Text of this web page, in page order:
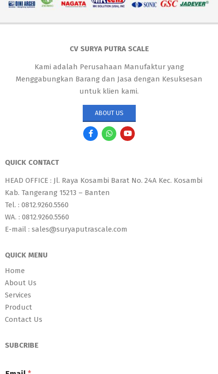
CV SURYA PUTRA SCALE
Kami adalah Perusahaan Manufaktur yang
Menggabungkan Barang dan Jasa dengan Kesuksesan
untuk klien kami.
ABOUT US
QUICK CONTACT
HEAD OFFICE : Jl. Raya Kosambi Barat No. 24A Kec. Kosambi
Kab. Tangerang 15213 – Banten
Tel. : 0812.9260.5560
WA. : 0812.9260.5560
E-mail : sales@suryaputrascale.com
QUICK MENU
Home
About Us
Services
Product
Contact Us
SUBCRIBE